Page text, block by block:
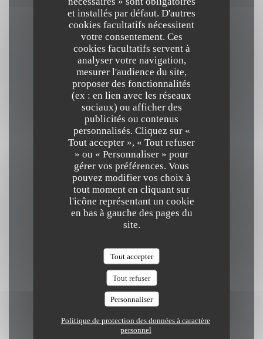
et installés par défaut. D'autres
cookies facultatifs nécessitent
votre consentement. Ces
cookies facultatifs servent à
analyser votre navigation,
mesurer l'audience du site,
proposer des fonctionnalités
(ex : en lien avec les réseaux
sociaux) ou afficher des
publicités ou contenus
personnalisés. Cliquez sur «
Tout accepter », « Tout refuser
» ou « Personnaliser » pour
gérer vos préférences. Vous
pouvez modifier vos choix à
tout moment en cliquant sur
l'icône représentant un cookie
en bas à gauche des pages du
site.
Tout accepter
Tout refuser
Personnaliser
Politique de protection des données à caractère
personnel
Horaires
Lundi
Fermé
Mardi
19h30 - 22h30 *
Mer-Sam
12h30 - 14h30 * • 19h30 - 22h30 *
Dimanche
Fermé
* Uniquement sur réservation